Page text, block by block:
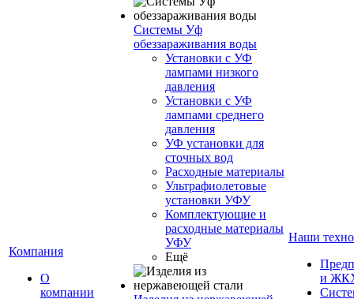
Компания
О
компании
Системы Уф
обеззараживания воды
Установки с УФ
лампами низкого
давления
Установки с УФ
лампами среднего
давления
УФ установки для
сточных вод
Расходные материалы
Ультрафиолетовые
установки УФУ
Комплектующие и
расходные материалы
УФУ
Ещё
Наши
и